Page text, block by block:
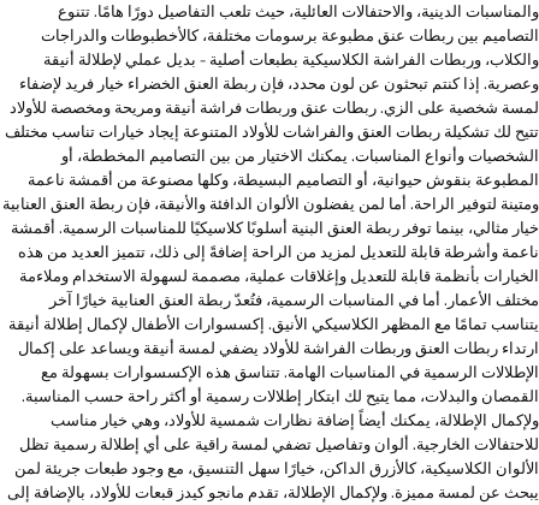
والمناسبات الدينية، والاحتفالات العائلية، حيث تلعب التفاصيل دورًا هامًا. تتنوع
التصاميم بين ربطات عنق مطبوعة برسومات مختلفة، كالأخطبوطات والدراجات
والكلاب، وربطات الفراشة الكلاسيكية بطبعات أصلية - بديل عملي لإطلالة أنيقة
وعصرية. إذا كنتم تبحثون عن لون محدد، فإن ربطة العنق الخضراء خيار فريد لإضفاء
لمسة شخصية على الزي. ربطات عنق وربطات فراشة أنيقة ومريحة ومخصصة للأولاد
تتيح لك تشكيلة ربطات العنق والفراشات للأولاد المتنوعة إيجاد خيارات تناسب مختلف
الشخصيات وأنواع المناسبات. يمكنك الاختيار من بين التصاميم المخططة، أو
المطبوعة بنقوش حيوانية، أو التصاميم البسيطة، وكلها مصنوعة من أقمشة ناعمة
ومتينة لتوفير الراحة. أما لمن يفضلون الألوان الدافئة والأنيقة، فإن ربطة العنق العنابية
خيار مثالي، بينما توفر ربطة العنق البنية أسلوبًا كلاسيكيًا للمناسبات الرسمية. أقمشة
ناعمة وأشرطة قابلة للتعديل لمزيد من الراحة إضافةً إلى ذلك، تتميز العديد من هذه
الخيارات بأنظمة قابلة للتعديل وإغلاقات عملية، مصممة لسهولة الاستخدام وملاءمة
مختلف الأعمار. أما في المناسبات الرسمية، فتُعدّ ربطة العنق العنابية خيارًا آخر
يتناسب تمامًا مع المظهر الكلاسيكي الأنيق. إكسسوارات الأطفال لإكمال إطلالة أنيقة
ارتداء ربطات العنق وربطات الفراشة للأولاد يضفي لمسة أنيقة ويساعد على إكمال
الإطلالات الرسمية في المناسبات الهامة. تتناسق هذه الإكسسوارات بسهولة مع
القمصان والبدلات، مما يتيح لك ابتكار إطلالات رسمية أو أكثر راحة حسب المناسبة.
ولإكمال الإطلالة، يمكنك أيضاً إضافة نظارات شمسية للأولاد، وهي خيار مناسب
للاحتفالات الخارجية. ألوان وتفاصيل تضفي لمسة راقية على أي إطلالة رسمية تظل
الألوان الكلاسيكية، كالأزرق الداكن، خيارًا سهل التنسيق، مع وجود طبعات جريئة لمن
يبحث عن لمسة مميزة. ولإكمال الإطلالة، تقدم مانجو كيدز قبعات للأولاد، بالإضافة إلى